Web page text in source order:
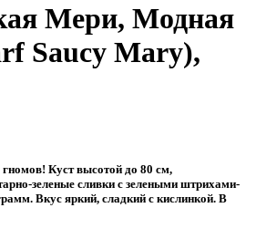
70 ₽.
Мери, Модная
Saucy Mary),
Куст высотой до 80 см,
зеленые сливки с зелеными штрихами-
Вкус яркий, сладкий с кислинкой. В